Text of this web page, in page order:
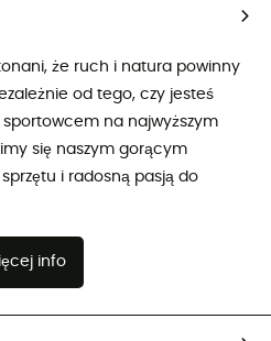
że ruch i natura powinny
od tego, czy jesteś
na najwyższym
się naszym gorącym
i radosną pasją do
info